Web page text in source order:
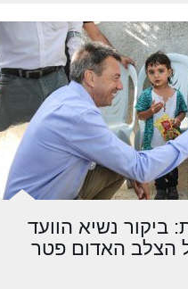
ביקור נשיא הוועד
הצלב האדום פטר